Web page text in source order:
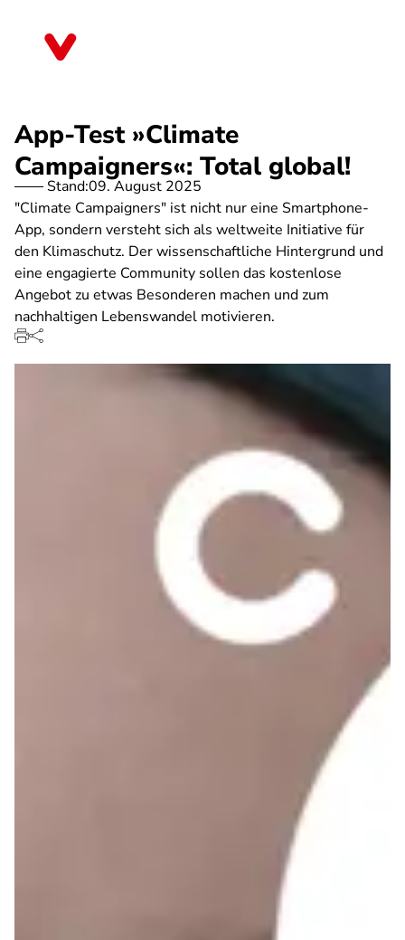
App-Test »Climate
Campaigners«: Total global!
Stand:09. August 2025
"Climate Campaigners" ist nicht nur eine Smartphone-
App, sondern versteht sich als weltweite Initiative für
den Klimaschutz. Der wissenschaftliche Hintergrund und
eine engagierte Community sollen das kostenlose
Angebot zu etwas Besonderen machen und zum
nachhaltigen Lebenswandel motivieren.